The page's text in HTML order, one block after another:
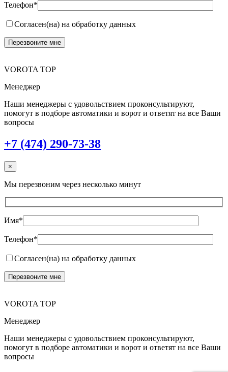
Телефон*
Согласен(на) на обработку данных
VOROTA TOP
Менеджер
Наши менеджеры с удовольствием проконсультируют,
помогут в подборе автоматики и ворот и ответят на все Ваши
вопросы
+7 (474) 290-73-38
×
Мы перезвоним через несколько минут
Имя*
Телефон*
Согласен(на) на обработку данных
VOROTA TOP
Менеджер
Наши менеджеры с удовольствием проконсультируют,
помогут в подборе автоматики и ворот и ответят на все Ваши
вопросы